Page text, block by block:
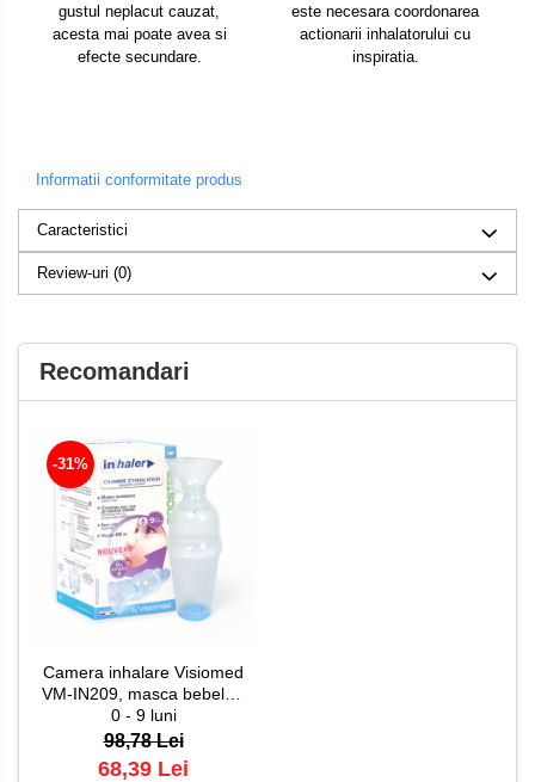
gustul neplacut cauzat,
acesta mai poate avea si
efecte secundare.
este necesara coordonarea
actionarii inhalatorului cu
inspiratia.
Informatii conformitate produs
Caracteristici
Review-uri (0)
Recomandari
-31%
Camera inhalare Visiomed
VM-IN209, masca bebelusi
0 - 9 luni
98,78 Lei
68,39 Lei